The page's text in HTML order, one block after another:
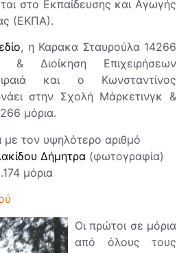
στο Εκπαίδευσης και Αγωγής
(ΕΚΠΑ).
, η Καρακα Σταυρούλα 14266
& Διοίκηση Επιχειρήσεων
και ο Κωνσταντίνος
στην Σχολή Μάρκετινγκ &
μόρια.
με τον υψηλότερο αριθμό
Δήμητρα (φωτογραφία)
μόρια
Οι πρώτοι σε μόρια
από όλους τους